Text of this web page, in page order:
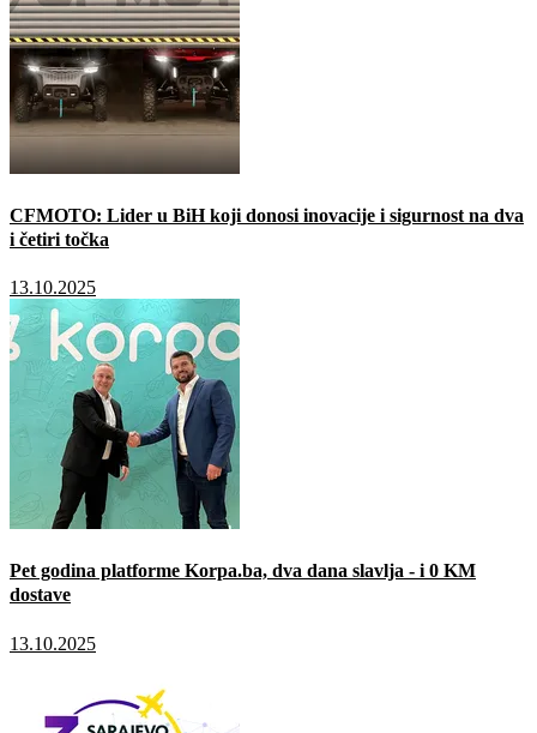
CFMOTO: Lider u BiH koji donosi inovacije i sigurnost na dva
i četiri točka
13.10.2025
Pet godina platforme Korpa.ba, dva dana slavlja - i 0 KM
dostave
13.10.2025